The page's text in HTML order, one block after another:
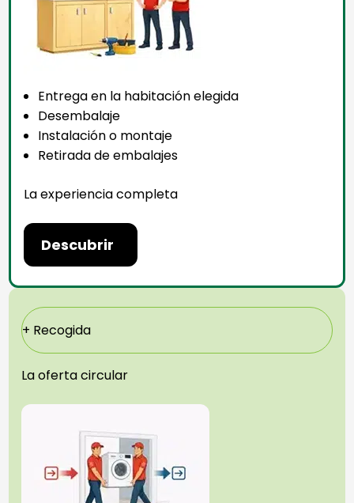
Entrega en la habitación elegida
Desembalaje
Instalación o montaje
Retirada de embalajes
La experiencia completa
Descubrir
+ Recogida
La oferta circular